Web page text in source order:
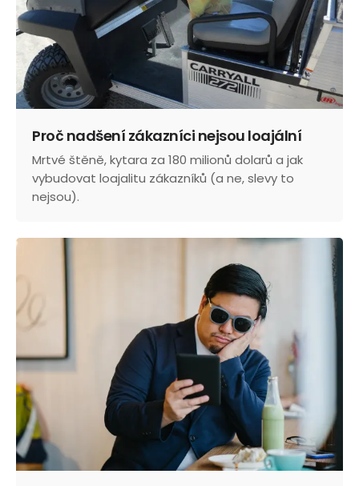
Proč nadšení zákazníci nejsou loajální
Mrtvé štěně, kytara za 180 milionů dolarů a jak
vybudovat loajalitu zákazníků (a ne, slevy to
nejsou).